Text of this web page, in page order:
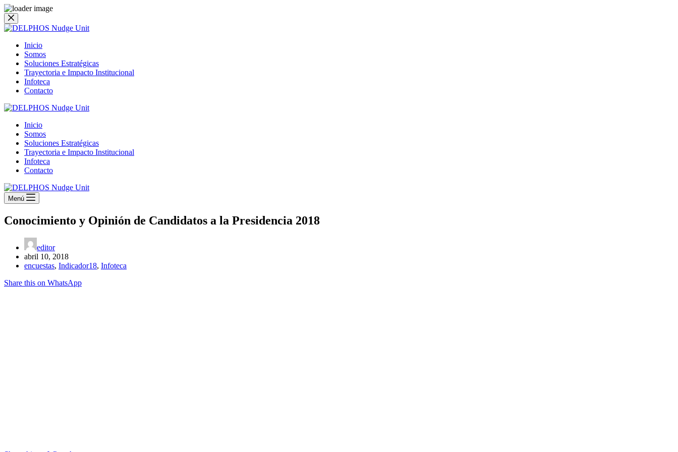
Saltar
al
Inicio
Somos
Soluciones Estratégicas
Trayectoria e Impacto Institucional
Infoteca
Contacto
Inicio
Somos
Soluciones Estratégicas
Trayectoria e Impacto Institucional
Infoteca
Contacto
Menú
Conocimiento y Opinión de Candidatos a la Presidencia 2018
editor
abril 10, 2018
encuestas, Indicador18, Infoteca
Share this on WhatsApp